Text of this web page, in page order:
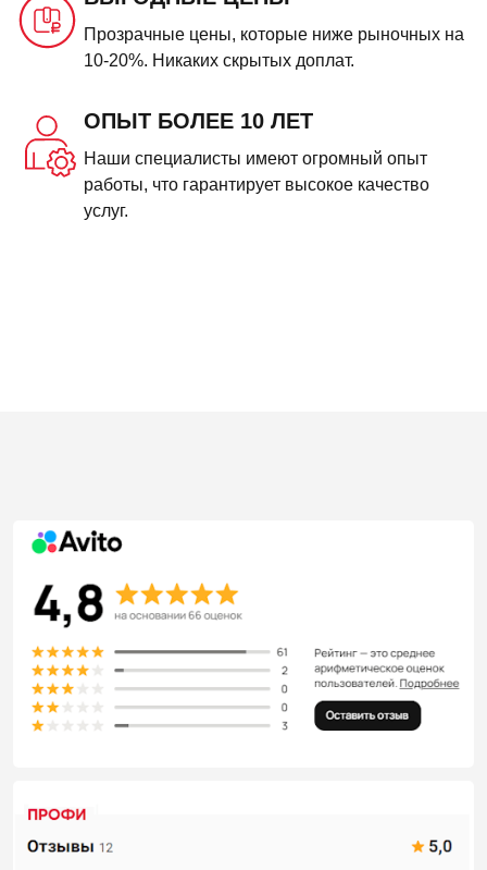
Прозрачные цены, которые ниже рыночных на
10-20%. Никаких скрытых доплат.
ОПЫТ БОЛЕЕ 10 ЛЕТ
Наши специалисты имеют огромный опыт
работы, что гарантирует высокое качество
услуг.